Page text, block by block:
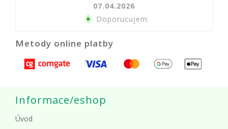
07.04.2026
+Doporucujem
Metody online platby
Informace/eshop
Úvod